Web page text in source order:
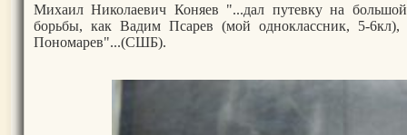
Михаил Николаевич Коняев "...дал путевку на
борьбы, как Вадим Псарев (мой одноклассник, 5-
Пономарев"...(СШБ).